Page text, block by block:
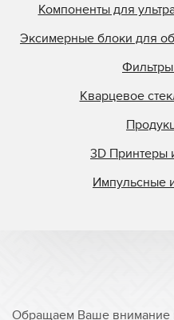
Компоненты для
Эксимерные блоки для
Кварцевое
3D Принтеры
Импульсные
Обращаем Ваше внимание